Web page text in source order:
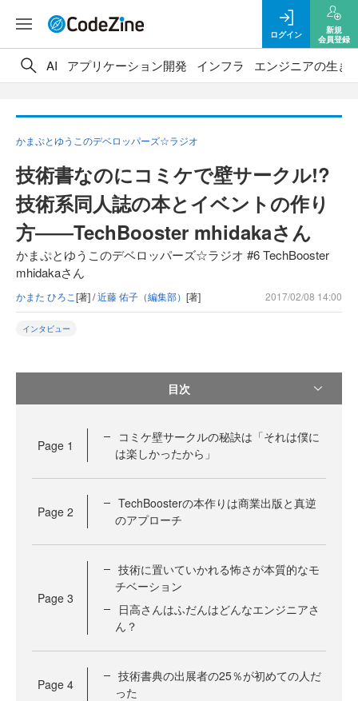
ログイン
新規
会員登録
AI アプリケーション開発 インフラ エンジニアの生き
かまぷとゆうこのデベロッパーズ☆ラジオ
技術書なのにコミケで壁サークル!?
技術系同人誌の本とイベントの作り
方――TechBooster mhidakaさん
かまぷとゆうこのデベロッパーズ☆ラジオ #6 TechBooster
mhidakaさん
かまた ひろこ[著] /近藤 佑子（編集部） [著] 2017/02/08 14:00
インタビュー
目次
Page 1
コミケ壁サークルの秘訣は「それは僕に
は楽しかったから」
Page 2
TechBoosterの本作りは商業出版と真逆
のアプローチ
Page 3
技術に置いていかれる怖さが本質的なモ
チベーション
日高さんはふだんはどんなエンジニアさ
ん？
Page 4
技術書典の出展者の25％が初めての人だ
った